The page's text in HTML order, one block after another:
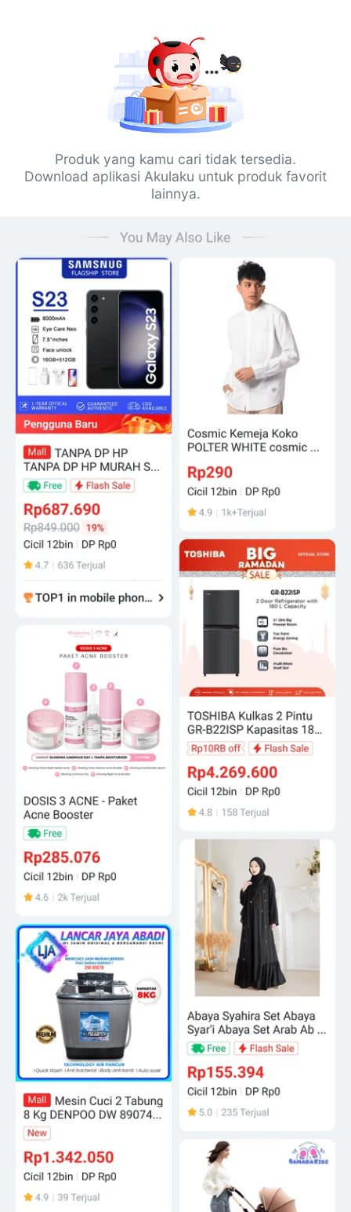
Produk yang kamu cari tidak tersedia.
Download aplikasi Akulaku untuk produk favorit
lainnya.